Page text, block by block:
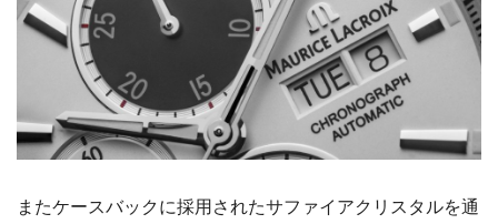
またケースバックに採用されたサファイアクリスタルを通